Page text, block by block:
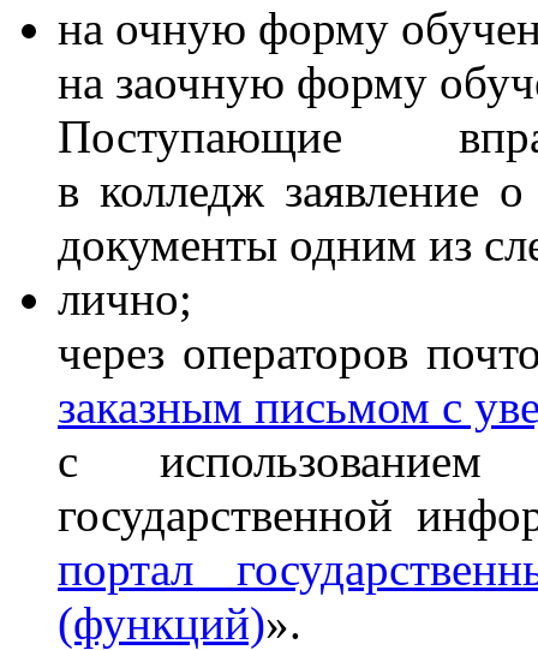
на очную форму
на заочную форму
Поступающие
в колледж заявление
документы одним из
лично;
через операторов
заказным письмом с
с использованием
государственной
портал
(функций)».